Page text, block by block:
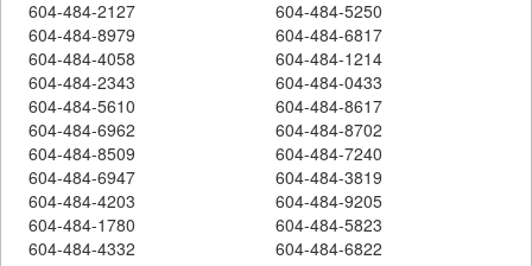
604-484-2127
604-484-5250
604-484-8979
604-484-6817
604-484-4058
604-484-1214
604-484-2343
604-484-0433
604-484-5610
604-484-8617
604-484-6962
604-484-8702
604-484-8509
604-484-7240
604-484-6947
604-484-3819
604-484-4203
604-484-9205
604-484-1780
604-484-5823
604-484-4332
604-484-6822